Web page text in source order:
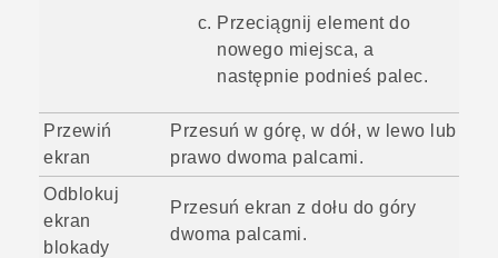
Przeciągnij element do
nowego miejsca, a
następnie podnieś palec.
Przewiń
ekran
Przesuń w górę, w dół, w lewo lub
prawo dwoma palcami.
Odblokuj
ekran
blokady
Przesuń ekran z dołu do góry
dwoma palcami.